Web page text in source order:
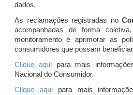
dados.
As reclamações registradas no
acompanhadas de forma
monitoramento é aprimorar as
consumidores que possam
Clique aqui para mais
Nacional do Consumidor.
Clique aquipara mais